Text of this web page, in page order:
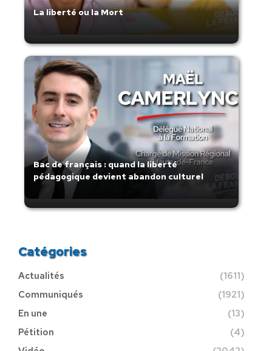
La liberté ou la Mort
Bac de français : quand la liberté
pédagogique devient abandon culturel
Catégories
Actualités
(1611)
Communiqués
(1921)
En une
(13)
Pétition
(4)